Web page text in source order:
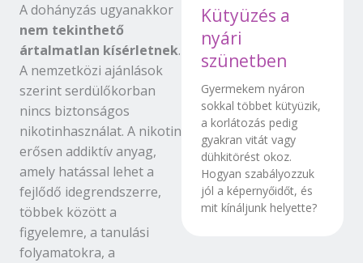
A dohányzás ugyanakkor
nem tekinthető
ártalmatlan kísérletnek.
A nemzetközi ajánlások
szerint serdülőkorban
nincs biztonságos
nikotinhasználat. A nikotin
erősen addiktív anyag,
amely hatással lehet a
fejlődő idegrendszerre,
többek között a
figyelemre, a tanulási
folyamatokra, a
Kütyüzés a
nyári
szünetben
Gyermekem nyáron
sokkal többet kütyüzik,
a korlátozás pedig
gyakran vitát vagy
dühkitörést okoz.
Hogyan szabályozzuk
jól a képernyőidőt, és
mit kínáljunk helyette?